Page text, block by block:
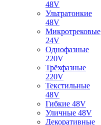
48V
Ультратонкие
48V
Микротрековые
24V
Однофазные
220V
Трёхфазные
220V
Текстильные
48V
Гибкие 48V
Уличные 48V
Декоративные